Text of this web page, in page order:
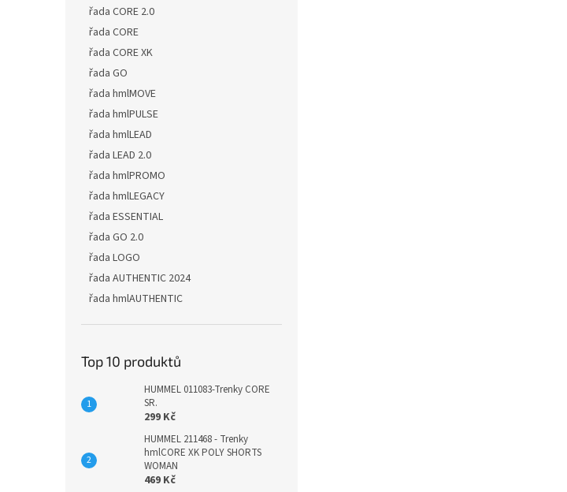
řada CORE 2.0
řada CORE
řada CORE XK
řada GO
řada hmlMOVE
řada hmlPULSE
řada hmlLEAD
řada LEAD 2.0
řada hmlPROMO
řada hmlLEGACY
řada ESSENTIAL
řada GO 2.0
řada LOGO
řada AUTHENTIC 2024
řada hmlAUTHENTIC
Top 10 produktů
HUMMEL 011083-Trenky CORE
SR.
299 Kč
HUMMEL 211468 - Trenky
hmlCORE XK POLY SHORTS
WOMAN
469 Kč